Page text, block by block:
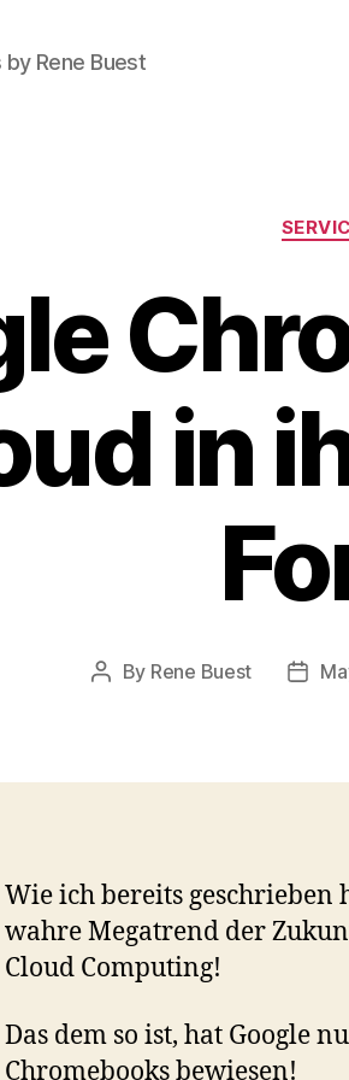
Rene Buest
in
Post
By Rene Buest
Post
Wie ich bereits geschrieben
wahre Megatrend der
Cloud Computing!
Das dem so ist, hat Google
Chromebooks bewiesen!